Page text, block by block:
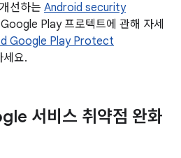
선하는 Android security
Play 프로텍트에 관해 자세
Google Play Protect
세요.
서비스 취약점 완화